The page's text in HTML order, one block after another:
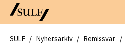
SULF / Nyhetsarkiv / Remissvar /